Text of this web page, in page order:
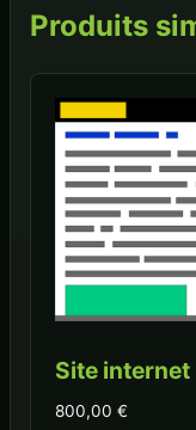
Produits
Site internet
800,00 €